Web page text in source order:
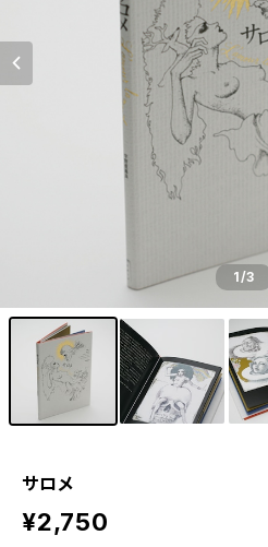
1/3
サロメ
¥2,750